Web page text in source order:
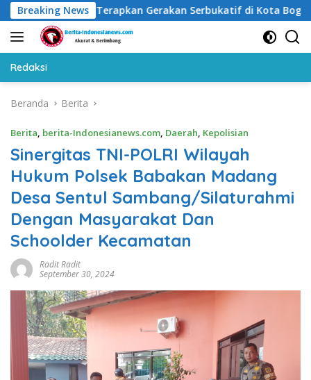
Langsung
ke
konten
Breaking News
Terapkan Gerakan Serbukatif di Kota Bogor
Redaksi
Beranda Berita
Berita, berita-Indonesianews.com, Daerah, Kepolisian
Sinergitas TNI-POLRI Wilayah
Hukum Polsek Babakan Madang
Desa Sentul Sambang/Silaturahmi
Dengan Masyarakat Dan
Schoolder Kecamatan
Radit Radit
September 30, 2024